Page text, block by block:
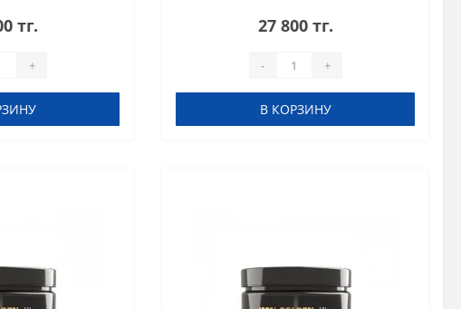
чер..
тг.
+
валин, в оптимальном соотношении для
27 800 тг.
- +
В КОРЗИНУ